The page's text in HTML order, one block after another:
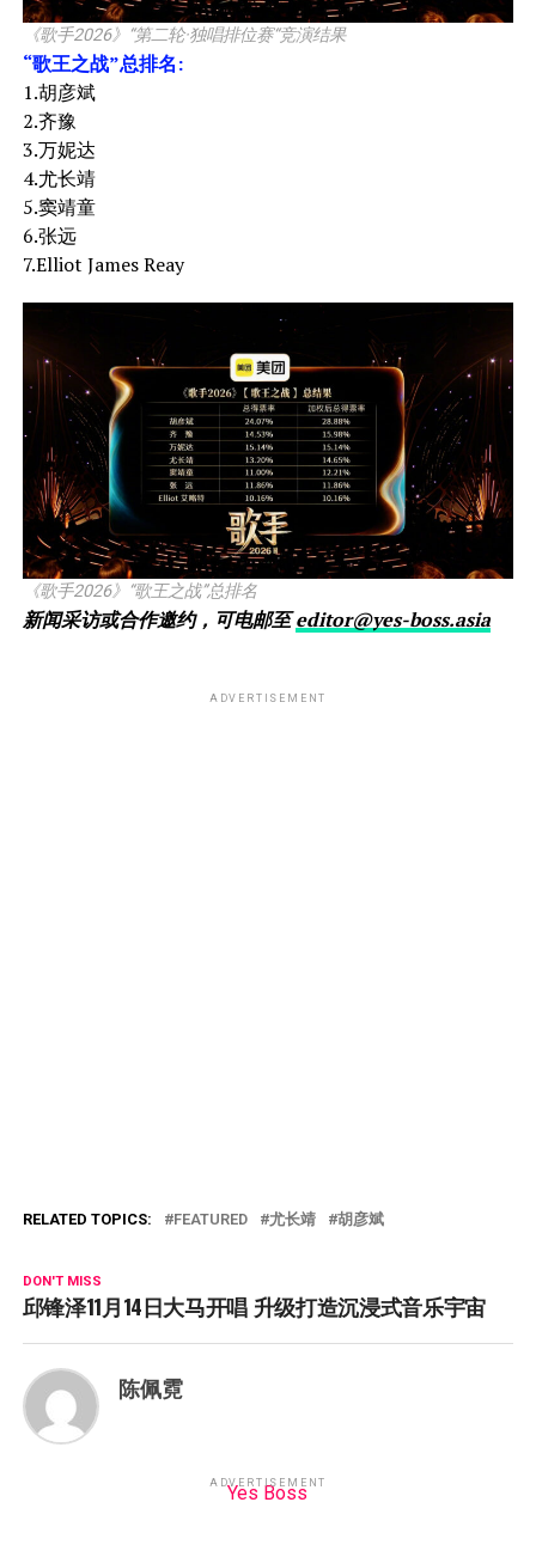
《歌手2026》“第二轮·独唱排位赛“竞演结果
“歌王之战”总排名:
1.胡彦斌
2.齐豫
3.万妮达
4.尤长靖
5.窦靖童
6.张远
7.Elliot James Reay
《歌手2026》“歌王之战”总排名
新闻采访或合作邀约，可电邮至editor@yes-boss.asia
ADVERTISEMENT
RELATED TOPICS: FEATURED 尤长靖 胡彦斌
DON'T MISS
邱锋泽11月14日大马开唱 升级打造沉浸式音乐宇宙
陈佩霓
ADVERTISEMENT
Yes Boss